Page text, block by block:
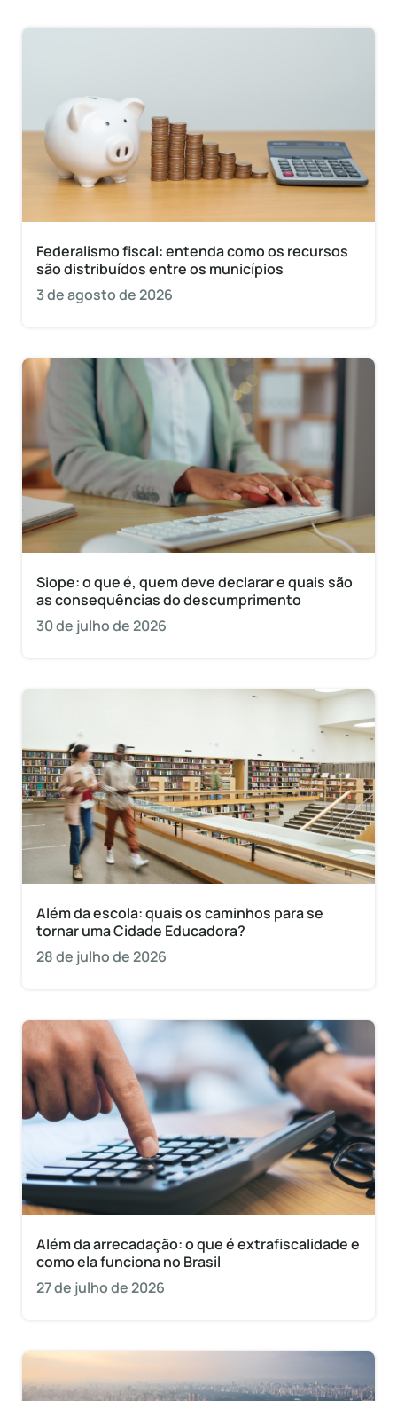
Federalismo fiscal: entenda como os recursos
são distribuídos entre os municípios
3 de agosto de 2026
Siope: o que é, quem deve declarar e quais são
as consequências do descumprimento
30 de julho de 2026
Além da escola: quais os caminhos para se
tornar uma Cidade Educadora?
28 de julho de 2026
Além da arrecadação: o que é extrafiscalidade e
como ela funciona no Brasil
27 de julho de 2026